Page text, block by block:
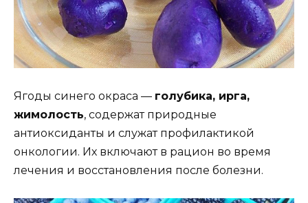
Ягоды синего окраса — голубика, ирга,
жимолость, содержат природные
антиоксиданты и служат профилактикой
онкологии. Их включают в рацион во время
лечения и восстановления после болезни.